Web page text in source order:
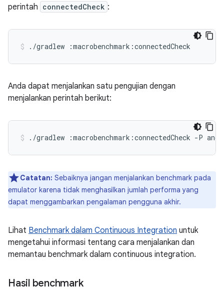
perintah connectedCheck :
./gradlew :macrobenchmark:connectedCheck
Anda dapat menjalankan satu pengujian dengan
menjalankan perintah berikut:
./gradlew :macrobenchmark:connectedCheck -P
Catatan: Sebaiknya jangan menjalankan benchmark pada
emulator karena tidak menghasilkan jumlah performa yang
dapat menggambarkan pengalaman pengguna akhir.
Lihat Benchmark dalam Continuous Integration untuk
mengetahui informasi tentang cara menjalankan dan
memantau benchmark dalam continuous integration.
Hasil benchmark